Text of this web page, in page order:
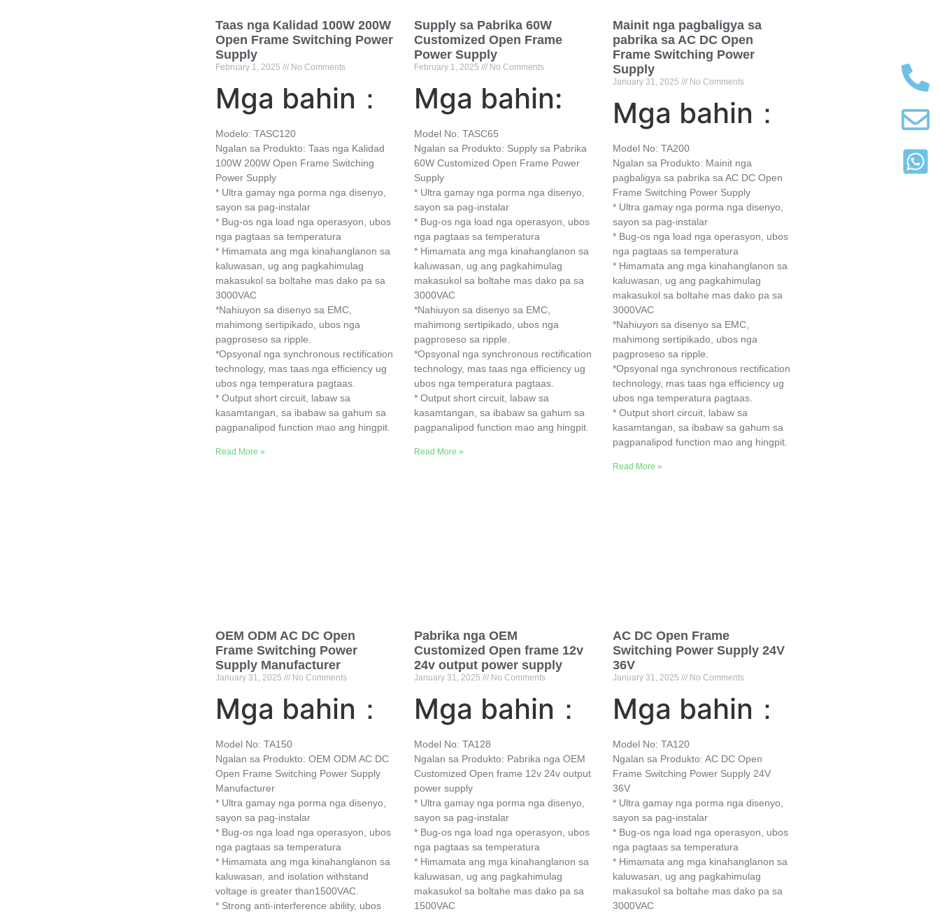
Taas nga Kalidad 100W 200W
Open Frame Switching Power
Supply
February1, 2025 No Comments
Mga bahin：
Modelo: TASC120
Ngalan sa Produkto: Taas nga Kalidad
100W 200W Open Frame Switching
Power Supply
* Ultra gamay nga porma nga disenyo,
sayon ​​sa pag-instalar
* Bug-os nga load nga operasyon, ubos
nga pagtaas sa temperatura
* Himamata ang mga kinahanglanon sa
kaluwasan, ug ang pagkahimulag
makasukol sa boltahe mas dako pa sa
3000VAC
*Nahiuyon sa disenyo sa EMC,
mahimong sertipikado, ubos nga
pagproseso sa ripple.
*Opsyonal nga synchronous rectification
technology, mas taas nga efficiency ug
ubos nga temperatura pagtaas.
* Output short circuit, labaw sa
kasamtangan, sa ibabaw sa gahum sa
pagpanalipod function mao ang hingpit.
Read More »
Supply sa Pabrika 60W
Customized Open Frame
Power Supply
February1, 2025 No Comments
Mga bahin:
Model No: TASC65
Ngalan sa Produkto: Supply sa Pabrika
60W Customized Open Frame Power
Supply
* Ultra gamay nga porma nga disenyo,
sayon ​​sa pag-instalar
* Bug-os nga load nga operasyon, ubos
nga pagtaas sa temperatura
* Himamata ang mga kinahanglanon sa
kaluwasan, ug ang pagkahimulag
makasukol sa boltahe mas dako pa sa
3000VAC
*Nahiuyon sa disenyo sa EMC,
mahimong sertipikado, ubos nga
pagproseso sa ripple.
*Opsyonal nga synchronous rectification
technology, mas taas nga efficiency ug
ubos nga temperatura pagtaas.
* Output short circuit, labaw sa
kasamtangan, sa ibabaw sa gahum sa
pagpanalipod function mao ang hingpit.
Read More »
Mainit nga pagbaligya sa
pabrika sa AC DC Open
Frame Switching Power
Supply
January31, 2025 No Comments
Mga bahin：
Model No: TA200
Ngalan sa Produkto: Mainit nga
pagbaligya sa pabrika sa AC DC Open
Frame Switching Power Supply
* Ultra gamay nga porma nga disenyo,
sayon ​​sa pag-instalar
* Bug-os nga load nga operasyon, ubos
nga pagtaas sa temperatura
* Himamata ang mga kinahanglanon sa
kaluwasan, ug ang pagkahimulag
makasukol sa boltahe mas dako pa sa
3000VAC
*Nahiuyon sa disenyo sa EMC,
mahimong sertipikado, ubos nga
pagproseso sa ripple.
*Opsyonal nga synchronous rectification
technology, mas taas nga efficiency ug
ubos nga temperatura pagtaas.
* Output short circuit, labaw sa
kasamtangan, sa ibabaw sa gahum sa
pagpanalipod function mao ang hingpit.
Read More »
OEM ODM AC DC Open
Frame Switching Power
Supply Manufacturer
January31, 2025 No Comments
Mga bahin：
Model No: TA150
Ngalan sa Produkto: OEM ODM AC DC
Open Frame Switching Power Supply
Manufacturer
* Ultra gamay nga porma nga disenyo,
sayon ​​sa pag-instalar
* Bug-os nga load nga operasyon, ubos
nga pagtaas sa temperatura
* Himamata ang mga kinahanglanon sa
kaluwasan, and isolation withstand
voltage is greater than1500VAC.
* Strong anti-interference ability, ubos
Pabrika nga OEM
Customized Open frame 12v
24v output power supply
January31, 2025 No Comments
Mga bahin：
Model No: TA128
Ngalan sa Produkto: Pabrika nga OEM
Customized Open frame 12v 24v output
power supply
* Ultra gamay nga porma nga disenyo,
sayon ​​sa pag-instalar
* Bug-os nga load nga operasyon, ubos
nga pagtaas sa temperatura
* Himamata ang mga kinahanglanon sa
kaluwasan, ug ang pagkahimulag
makasukol sa boltahe mas dako pa sa
1500VAC
AC DC Open Frame
Switching Power Supply 24V
36V
January31, 2025 No Comments
Mga bahin：
Model No: TA120
Ngalan sa Produkto: AC DC Open
Frame Switching Power Supply 24V
36V
* Ultra gamay nga porma nga disenyo,
sayon ​​sa pag-instalar
* Bug-os nga load nga operasyon, ubos
nga pagtaas sa temperatura
* Himamata ang mga kinahanglanon sa
kaluwasan, ug ang pagkahimulag
makasukol sa boltahe mas dako pa sa
3000VAC